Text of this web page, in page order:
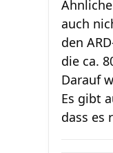
auch
den
die ca.
Darauf
Es gibt
dass es